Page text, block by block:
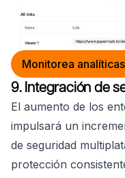
Monitorea
9. Integración de
El aumento de los
impulsará un
de seguridad
protección